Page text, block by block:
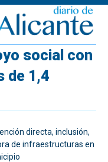
social con
de 1,4
directa, inclusión,
de infraestructuras en